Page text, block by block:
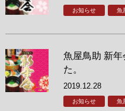
お知らせ 魚
魚屋鳥助 新
た。
2019.12.28
お知らせ 魚